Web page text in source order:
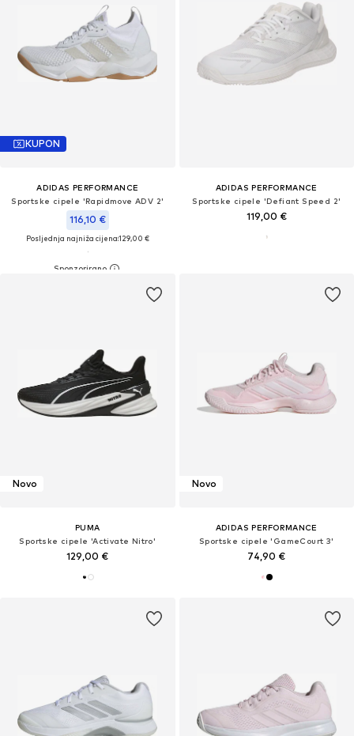
KUPON
ADIDAS PERFORMANCE
Sportske cipele 'Rapidmove ADV 2'
116,10 €
Posljednja najniža cijena:129,00 €
ADIDAS PERFORMANCE
Sportske cipele 'Defiant Speed 2'
119,00 €
Novo
PUMA
Sportske cipele 'Activate Nitro'
129,00 €
Novo
ADIDAS PERFORMANCE
Sportske cipele 'GameCourt 3'
74,90 €